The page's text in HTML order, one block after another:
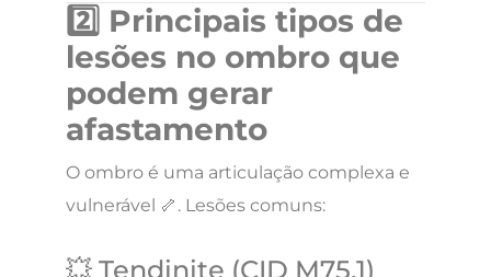
2️⃣ Principais tipos de
lesões no ombro que
podem gerar
afastamento
O ombro é uma articulação complexa e
vulnerável 🦴. Lesões comuns:
💥 Tendinite (CID M75.1)